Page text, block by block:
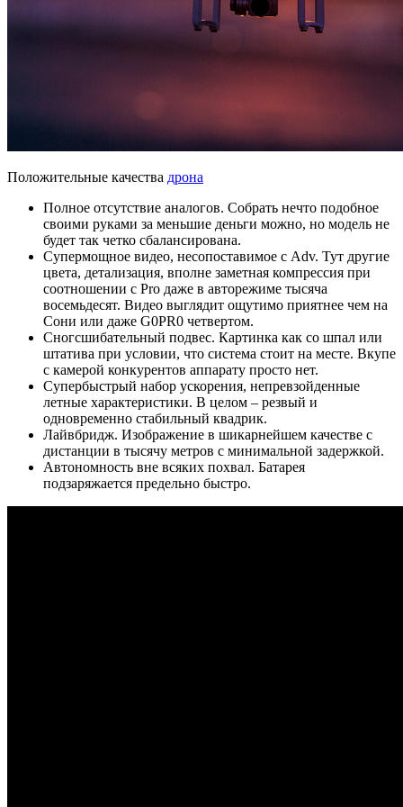
Положительные качества дрона
Полное отсутствие аналогов. Собрать нечто подобное
своими руками за меньшие деньги можно, но модель не
будет так четко сбалансирована.
Супермощное видео, несопоставимое с Adv. Тут другие
цвета, детализация, вполне заметная компрессия при
соотношении с Pro даже в авторежиме тысяча
восемьдесят. Видео выглядит ощутимо приятнее чем на
Сони или даже G0PR0 четвертом.
Сногсшибательный подвес. Картинка как со шпал или
штатива при условии, что система стоит на месте. Вкупе
с камерой конкурентов аппарату просто нет.
Супербыстрый набор ускорения, непревзойденные
летные характеристики. В целом – резвый и
одновременно стабильный квадрик.
Лайвбридж. Изображение в шикарнейшем качестве с
дистанции в тысячу метров с минимальной задержкой.
Автономность вне всяких похвал. Батарея
подзаряжается предельно быстро.